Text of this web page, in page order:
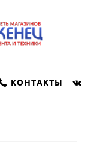
КОНТАКТЫ